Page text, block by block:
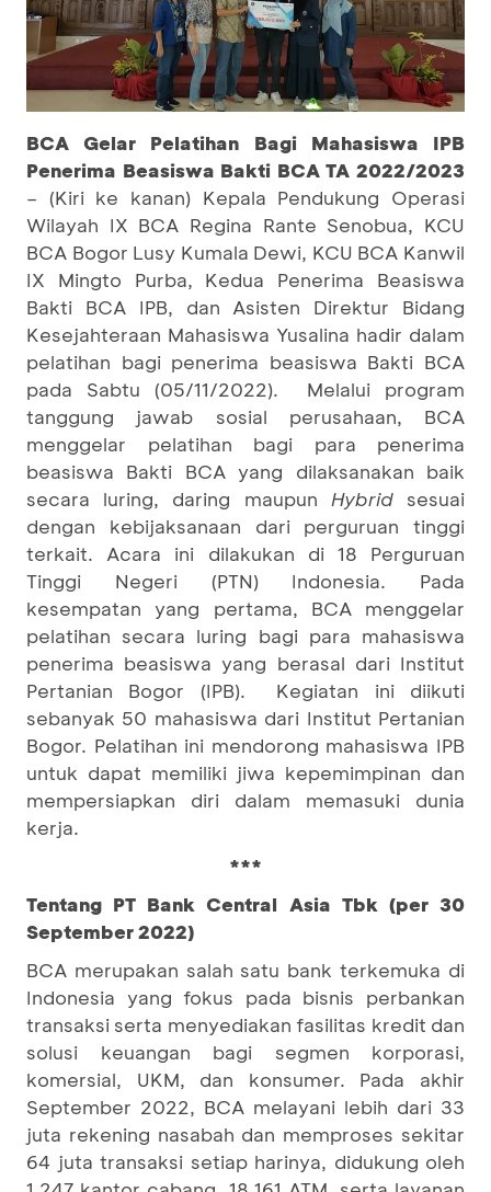
BCA Gelar Pelatihan Bagi Mahasiswa IPB
Penerima Beasiswa Bakti BCA TA 2022/2023
– (Kiri ke kanan) Kepala Pendukung Operasi
Wilayah IX BCA Regina Rante Senobua, KCU
BCA Bogor Lusy Kumala Dewi, KCU BCA Kanwil
IX Mingto Purba, Kedua Penerima Beasiswa
Bakti BCA IPB, dan Asisten Direktur Bidang
Kesejahteraan Mahasiswa Yusalina hadir dalam
pelatihan bagi penerima beasiswa Bakti BCA
pada Sabtu (05/11/2022). Melalui program
tanggung jawab sosial perusahaan, BCA
menggelar pelatihan bagi para penerima
beasiswa Bakti BCA yang dilaksanakan baik
secara luring, daring maupun Hybrid sesuai
dengan kebijaksanaan dari perguruan tinggi
terkait. Acara ini dilakukan di 18 Perguruan
Tinggi Negeri (PTN) Indonesia. Pada
kesempatan yang pertama, BCA menggelar
pelatihan secara luring bagi para mahasiswa
penerima beasiswa yang berasal dari Institut
Pertanian Bogor (IPB). Kegiatan ini diikuti
sebanyak 50 mahasiswa dari Institut Pertanian
Bogor. Pelatihan ini mendorong mahasiswa IPB
untuk dapat memiliki jiwa kepemimpinan dan
mempersiapkan diri dalam memasuki dunia
kerja.
***
Tentang PT Bank Central Asia Tbk (per 30
September 2022)
BCA merupakan salah satu bank terkemuka di
Indonesia yang fokus pada bisnis perbankan
transaksi serta menyediakan fasilitas kredit dan
solusi keuangan bagi segmen korporasi,
komersial, UKM, dan konsumer. Pada akhir
September 2022, BCA melayani lebih dari 33
juta rekening nasabah dan memproses sekitar
64 juta transaksi setiap harinya, didukung oleh